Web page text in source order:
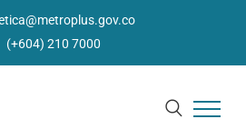
(+604) 210 7000